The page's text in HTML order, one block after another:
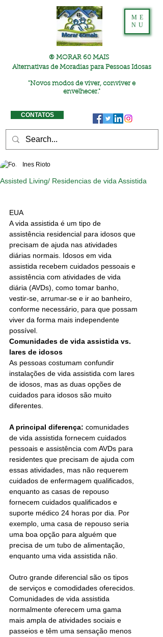
® MORAR 60 MAIS
Alternativas de Moradias para Pessoas Idosas
"Novos modos de viver, conviver e
envelhecer."
ME
NU
CONTATOS
Assisted Living/ Residencias de vida Assistida
Ines Rioto
EUA
A vida assistida é um tipo de
assistência residencial para idosos que
precisam de ajuda nas atividades
diárias normais. Idosos em vida
assistida recebem cuidados pessoais e
assistência com atividades de vida
diária (AVDs), como tomar banho,
vestir-se, arrumar-se e ir ao banheiro,
conforme necessário, para que possam
viver da forma mais independente
possível.
Comunidades de vida assistida vs.
lares de idosos
As pessoas costumam confundir
instalações de vida assistida com lares
de idosos, mas as duas opções de
cuidados para idosos são muito
diferentes.
A principal diferença: comunidades
de vida assistida fornecem cuidados
pessoais e assistência com AVDs para
residentes que precisam de ajuda com
essas atividades, mas não requerem
cuidados de enfermagem qualificados,
enquanto as casas de repouso
fornecem cuidados qualificados e
suporte médico 24 horas por dia. Por
exemplo, uma casa de repouso seria
uma boa opção para alguém que
precisa de um tubo de alimentação,
enquanto uma vida assistida não.
Outro grande diferencial são os tipos
de serviços e comodidades oferecidos.
Comunidades de vida assistida
normalmente oferecem uma gama
mais ampla de atividades sociais e
passeios e têm uma sensação menos